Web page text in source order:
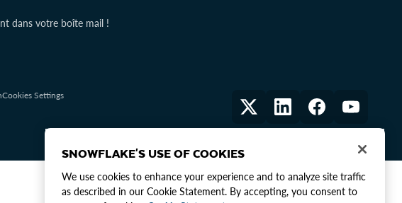
dans votre boîte mail !
Cookies Settings
SNOWFLAKE'S USE OF COOKIES
We use cookies to enhance your experience and to analyze site traffic
as described in our Cookie Statement. By accepting, you consent to